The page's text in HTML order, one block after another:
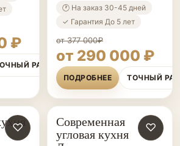
₽
РАСЧЁТ
🕐 На заказ 30-45 дней
✓ Гарантия До 5 лет
от 377 000₽
от 290 000 ₽
ПОДРОБНЕЕ ТОЧНЫЙ
♡ КУХНИ НА ЗАКАЗ ♡
Современная
угловая кухня